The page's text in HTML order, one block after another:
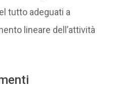
tutto adeguati a
lineare dell’attività